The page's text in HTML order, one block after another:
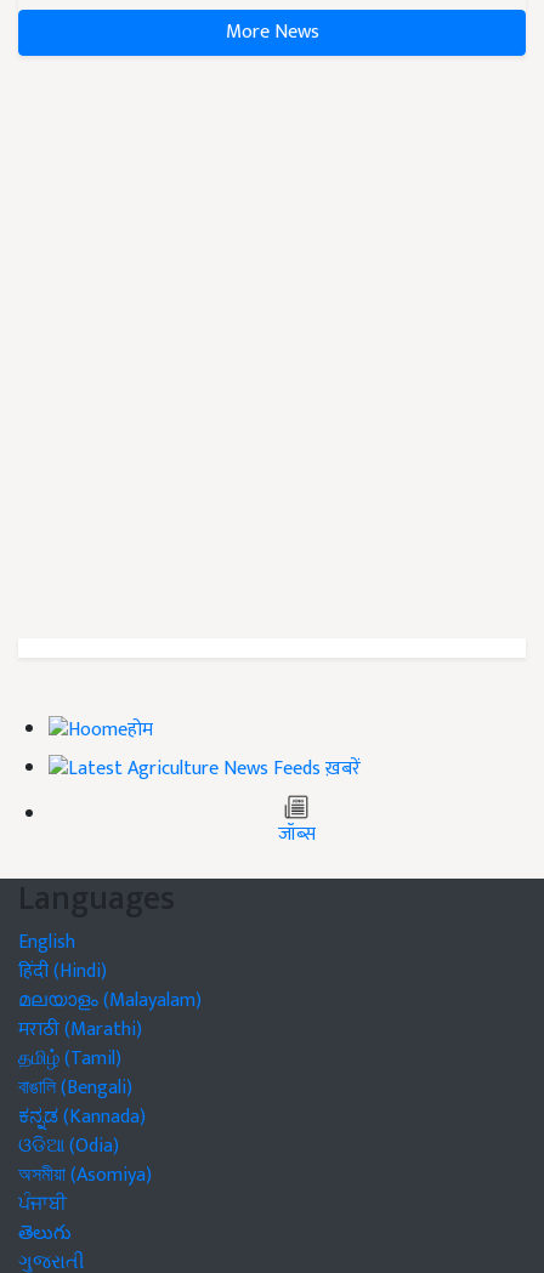
More News
होम
ख़बरें
जॉब्स
Languages
English
हिंदी (Hindi)
മലയാളം (Malayalam)
मराठी (Marathi)
தமிழ் (Tamil)
বাঙালি (Bengali)
ಕನ್ನಡ (Kannada)
ଓଡିଆ (Odia)
অসমীয়া (Asomiya)
ਪੰਜਾਬੀ
తెలుగు
ગુજરાતી